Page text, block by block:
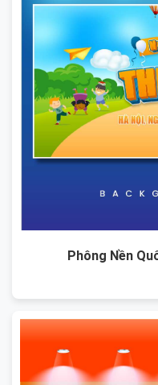
Phông Nền